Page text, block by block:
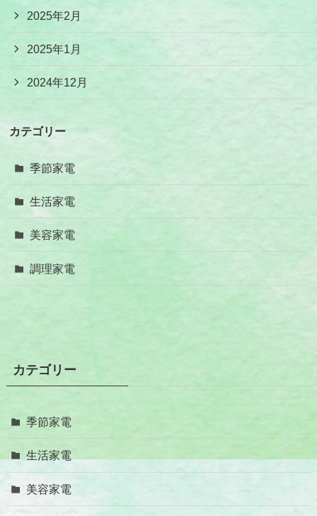
2025年2月
2025年1月
2024年12月
カテゴリー
季節家電
生活家電
美容家電
調理家電
カテゴリー
季節家電
生活家電
美容家電